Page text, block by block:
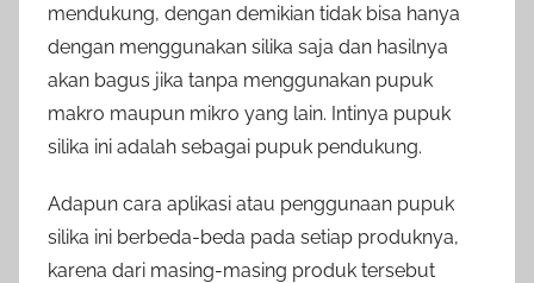
mendukung, dengan demikian tidak bisa hanya
dengan menggunakan silika saja dan hasilnya
akan bagus jika tanpa menggunakan pupuk
makro maupun mikro yang lain. Intinya pupuk
silika ini adalah sebagai pupuk pendukung.
Adapun cara aplikasi atau penggunaan pupuk
silika ini berbeda-beda pada setiap produknya,
karena dari masing-masing produk tersebut